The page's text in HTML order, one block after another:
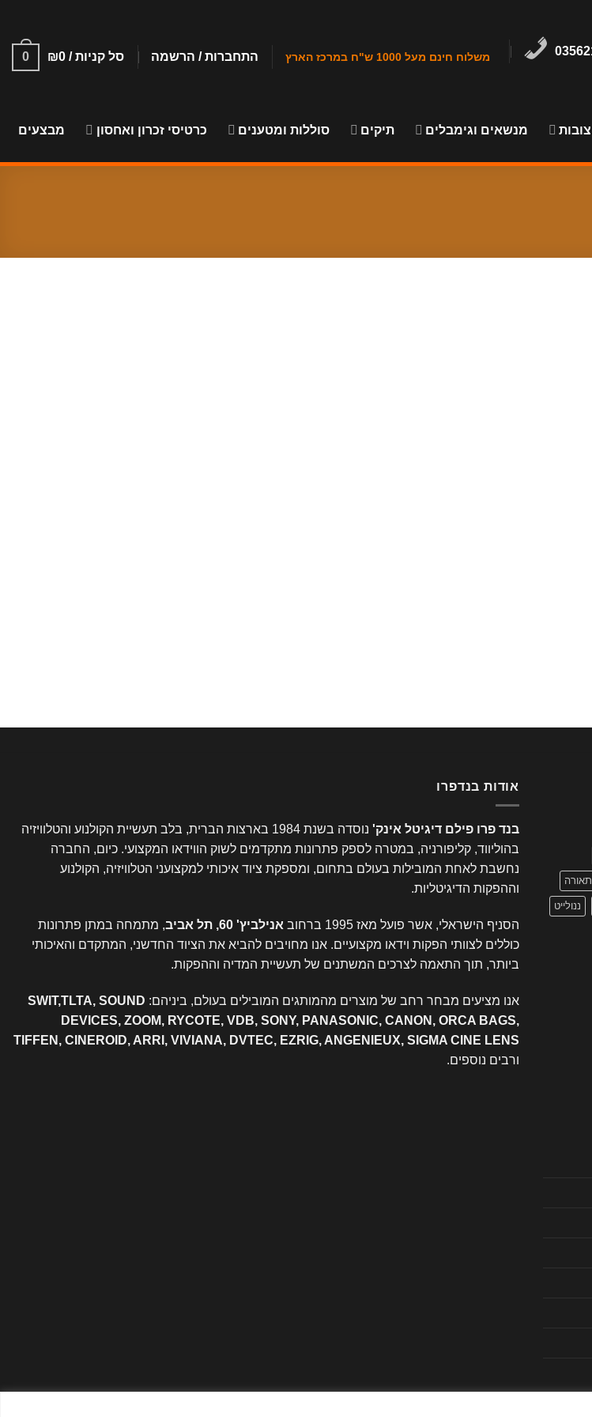
משלוח חינם מעל 1000 ש"ח במרכז הארץ התחברות / הרשמה סל קניות / ₪0
0
מנשאים וגימבלים תיקים סוללות ומטענים כרטיסי זכרון ואחסון מבצעים
תאורה
ננולייט
אודות בנדפרו
בנד פרו פילם דיגיטל אינק'
נוסדה בשנת 1984 בארצות הברית, בלב תעשיית הקולנוע והטלוויזיה
בהוליווד, קליפורניה, במטרה לספק פתרונות מתקדמים לשוק הווידאו המקצועי. כיום, החברה
נחשבת לאחת המובילות בעולם בתחום, ומספקת ציוד איכותי למקצועני הטלוויזיה, הקולנוע
וההפקות הדיגיטליות.
הסניף הישראלי, אשר פועל מאז 1995 ברחוב אנילביץ' 60, תל אביב
, מתמחה במתן פתרונות
כוללים לצוותי הפקות וידאו מקצועיים. אנו מחויבים להביא את הציוד החדשני, המתקדם והאיכותי
ביותר, תוך התאמה לצרכים המשתנים של תעשיית המדיה וההפקות.
אנו מציעים מבחר רחב של מוצרים מהמותגים המובילים בעולם, ביניהם: SWIT,TLTA, SOUND
DEVICES, ZOOM, RYCOTE, VDB, SONY, PANASONIC, CANON, ORCA BAGS,
TIFFEN, CINEROID, ARRI, VIVIANA, DVTEC, EZRIG, ANGENIEUX, SIGMA CINE LENS
ורבים נוספים.